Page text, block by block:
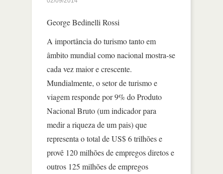
George Bedinelli Rossi
A importância do turismo tanto em
âmbito mundial como nacional mostra-se
cada vez maior e crescente.
Mundialmente, o setor de turismo e
viagem responde por 9% do Produto
Nacional Bruto (um indicador para
medir a riqueza de um pais) que
representa o total de US$ 6 trilhões e
provê 120 milhões de empregos diretos e
outros 125 milhões de empregos